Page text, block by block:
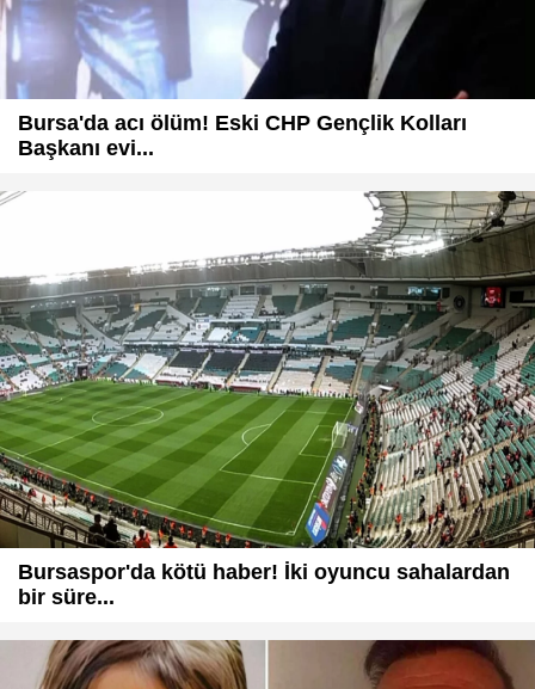
Bursa'da acı ölüm! Eski CHP Gençlik Kolları
Başkanı evi...
Bursaspor'da kötü haber! İki oyuncu sahalardan
bir süre...